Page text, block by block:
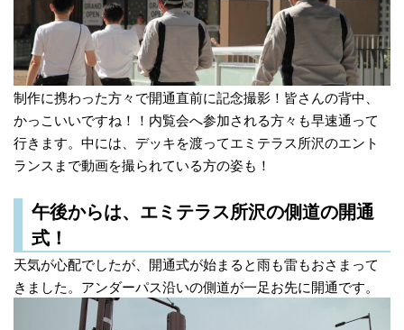
制作に携わった方々で開通直前に記念撮影！皆さんの背中、
かっこいいですね！！内覧会へ参加される方々も早速通って
行きます。中には、デッキを渡ってエミテラス所沢のエント
ランスまで動画を撮られている方の姿も！
午後からは、エミテラス所沢の側道の開通
式！
天気が心配でしたが、開通式が始まると雨も雷もおさまって
きました。アンダーパス沿いの側道が一足お先に開通です。